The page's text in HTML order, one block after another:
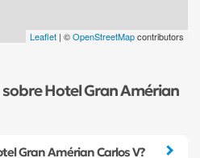
Leaflet | ©OpenStreetMapcontributors
Hotel Gran Amérian
Gran Amérian Carlos V?